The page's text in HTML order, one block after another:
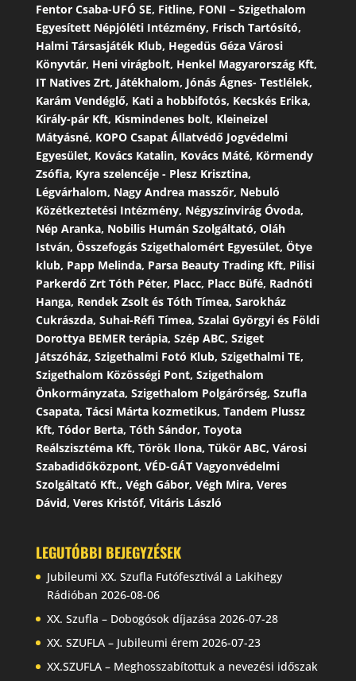
Fentor Csaba-UFÓ SE, Fitline, FONI – Szigethalom
Egyesített Népjóléti Intézmény, Frisch Tartósító,
Halmi Társasjáték Klub, Hegedüs Géza Városi
Könyvtár, Heni virágbolt, Henkel Magyarország Kft,
IT Natives Zrt, Játékhalom, Jónás Ágnes- Testlélek,
Karám Vendéglő, Kati a hobbifotós, Kecskés Erika,
Király-pár Kft, Kismindenes bolt, Kleineizel
Mátyásné, KOPO Csapat Állatvédő Jogvédelmi
Egyesület, Kovács Katalin, Kovács Máté, Körmendy
Zsófia, Kyra szelencéje - Plesz Krisztina,
Légvárhalom, Nagy Andrea masszőr, Nebuló
Közétkeztetési Intézmény, Négyszínvirág Óvoda,
Nép Aranka, Nobilis Humán Szolgáltató, Oláh
István, Összefogás Szigethalomért Egyesület, Ötye
klub, Papp Melinda, Parsa Beauty Trading Kft, Pilisi
Parkerdő Zrt Tóth Péter, Placc, Placc Büfé, Radnóti
Hanga, Rendek Zsolt és Tóth Tímea, Sarokház
Cukrászda, Suhai-Réfi Tímea, Szalai Györgyi és Földi
Dorottya BEMER terápia, Szép ABC, Sziget
Játszóház, Szigethalmi Fotó Klub, Szigethalmi TE,
Szigethalom Közösségi Pont, Szigethalom
Önkormányzata, Szigethalom Polgárőrség, Szufla
Csapata, Tácsi Márta kozmetikus, Tandem Plussz
Kft, Tódor Berta, Tóth Sándor, Toyota
Reálszisztéma Kft, Török Ilona, Tükör ABC, Városi
Szabadidőközpont, VÉD-GÁT Vagyonvédelmi
Szolgáltató Kft., Végh Gábor, Végh Mira, Veres
Dávid, Veres Kristóf, Vitáris László
LEGUTÓBBI BEJEGYZÉSEK
Jubileumi XX. Szufla Futófesztivál a Lakihegy
Rádióban 2026-08-06
XX. Szufla – Dobogósok díjazása 2026-07-28
XX. SZUFLA – Jubileumi érem 2026-07-23
XX.SZUFLA – Meghosszabítottuk a nevezési időszak